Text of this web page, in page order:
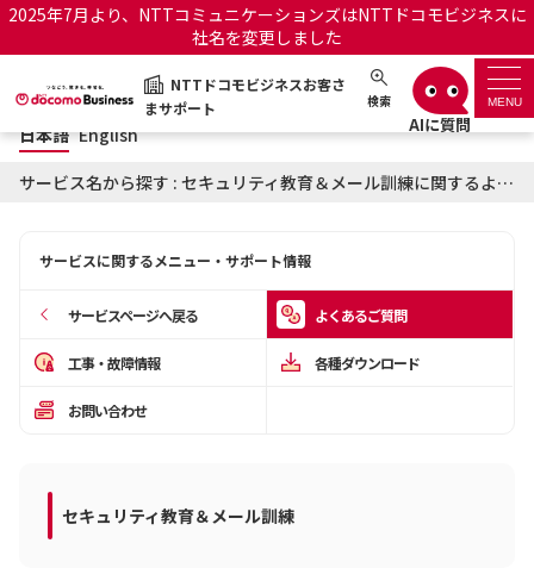
2025年7月より、NTTコミュニケーションズはNTTドコモビジネスに
社名を変更しました
NTTドコモビジネスお客さ
まサポート
検索 MENU
NTTドコモビジネスお客さまサポート 日本語 English
サポートトップ
お知らせ サポートサイトの使い方
OCNのお客さまはこちら
日本語 English
サービス名から探す : セキュリティ教育＆メール訓練に関するよくあるご質問
サービスに関するメニュー・サポート情報
サービスページへ戻る よくあるご質問
工事・故障情報 各種ダウンロード
お問い合わせ
セキュリティ教育＆メール訓練